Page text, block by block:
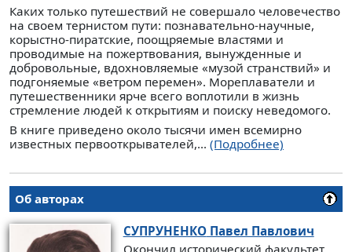
Каких только путешествий не совершало человечество
на своем тернистом пути: познавательно-научные,
корыстно-пиратские, поощряемые властями и
проводимые на пожертвования, вынужденные и
добровольные, вдохновляемые «музой странствий» и
подгоняемые «ветром перемен». Мореплаватели и
путешественники ярче всего воплотили в жизнь
стремление людей к открытиям и поиску неведомого.
В книге приведено около тысячи имен всемирно
известных первооткрывателей,... (Подробнее)
Об авторах
СУПРУНЕНКОПавел Павлович